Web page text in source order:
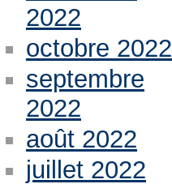
2022
octobre 2022
septembre
2022
août 2022
juillet 2022